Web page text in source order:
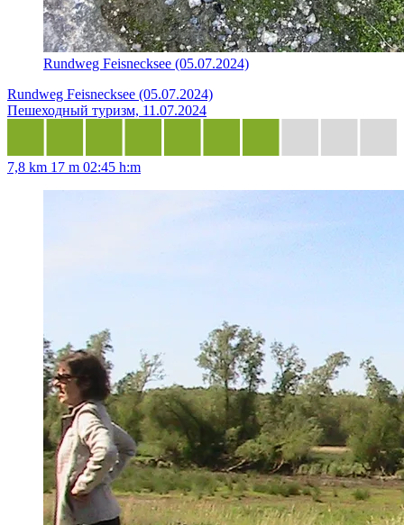
Rundweg Feisnecksee (05.07.2024)
Rundweg Feisnecksee (05.07.2024)
Пешеходный туризм, 11.07.2024
7,8 km 17 m 02:45 h:m